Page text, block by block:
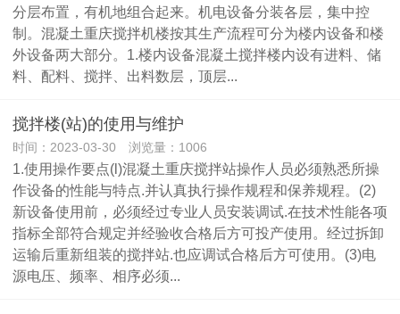
分层布置，有机地组合起来。机电设备分装各层，集中控
制。混凝土重庆搅拌机楼按其生产流程可分为楼内设备和楼
外设备两大部分。1.楼内设备混凝土搅拌楼内设有进料、储
料、配料、搅拌、出料数层，顶层...
搅拌楼(站)的使用与维护
时间：2023-03-30 浏览量：1006
1.使用操作要点(l)混凝土重庆搅拌站操作人员必须熟悉所操
作设备的性能与特点.并认真执行操作规程和保养规程。(2)
新设备使用前，必须经过专业人员安装调试.在技术性能各项
指标全部符合规定并经验收合格后方可投产使用。经过拆卸
运输后重新组装的搅拌站.也应调试合格后方可使用。(3)电
源电压、频率、相序必须...